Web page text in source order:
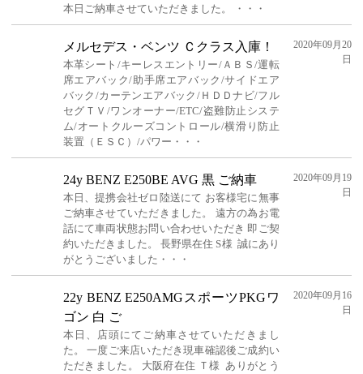
本日ご納車させていただきました。 ・・・
メルセデス・ベンツ Ｃクラス入庫！
本革シート/キーレスエントリー/ＡＢＳ/運転
席エアバック/助手席エアバック/サイドエア
バック/カーテンエアバック/ＨＤＤナビ/フル
セグＴＶ/ワンオーナー/ETC/盗難防止システ
ム/オートクルーズコントロール/横滑り防止
装置（ＥＳＣ）/パワー・・・
2020年09月20
日
24y BENZ E250BE AVG 黒 ご納車
本日、提携会社ゼロ陸送にて お客様宅に無事
ご納車させていただきました。 遠方の為お電
話にて車両状態お問い合わせいただき 即ご契
約いただきました。 長野県在住 S様 誠にあり
がとうございました・・・
2020年09月19
日
22y BENZ E250AMGスポーツPKGワ
ゴン 白 ご
本日、店頭にてご納車させていただきまし
た。 一度ご来店いただき現車確認後ご成約い
ただきました。 大阪府在住 Ｔ様 ありがとう
2020年09月16
日